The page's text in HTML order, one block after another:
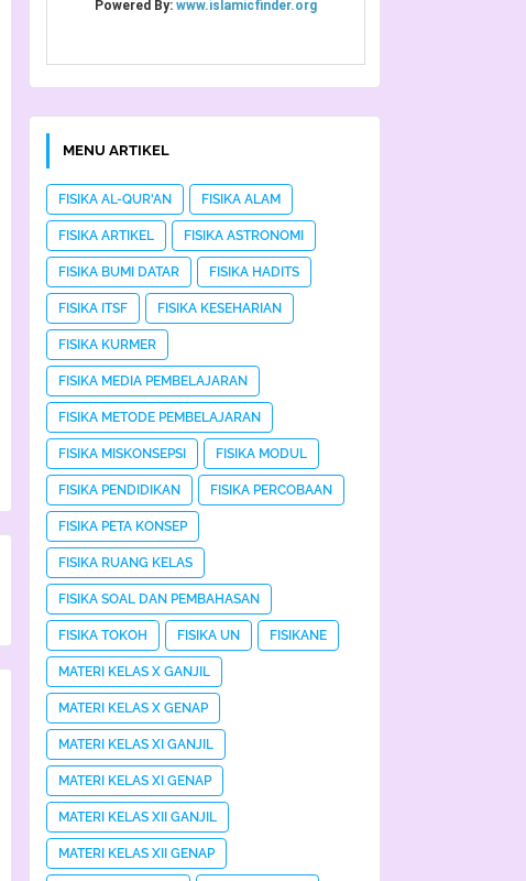
MENU ARTIKEL
FISIKA AL-QUR'AN FISIKA ALAM
FISIKA ARTIKEL FISIKA ASTRONOMI
FISIKA BUMI DATAR FISIKA HADITS
FISIKA ITSF FISIKA KESEHARIAN
FISIKA KURMER
FISIKA MEDIA PEMBELAJARAN
FISIKA METODE PEMBELAJARAN
FISIKA MISKONSEPSI FISIKA MODUL
FISIKA PENDIDIKAN FISIKA PERCOBAAN
FISIKA PETA KONSEP
FISIKA RUANG KELAS
FISIKA SOAL DAN PEMBAHASAN
FISIKA TOKOH FISIKA UN FISIKANE
MATERI KELAS X GANJIL
MATERI KELAS X GENAP
MATERI KELAS XI GANJIL
MATERI KELAS XI GENAP
MATERI KELAS XII GANJIL
MATERI KELAS XII GENAP